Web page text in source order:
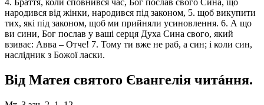
народився від жінки, народився під законом, 5. щоб викупити
тих, які під законом, щоб ми прийняли усиновлення. 6. А що
ви сини, Бог послав у ваші серця Духа Сина свого, який
взиває: Авва – Отче! 7. Тому ти вже не раб, а син; і коли син,
наслідник з Божої ласки.
Від Матея святого Євангелія читáння.